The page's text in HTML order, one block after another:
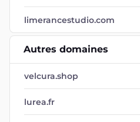
limerancestudio.com
Autres domaines
velcura.shop
lurea.fr